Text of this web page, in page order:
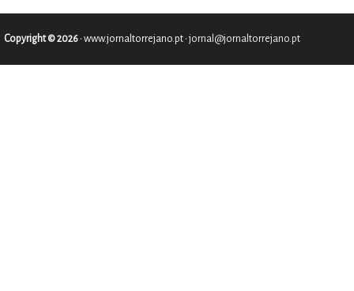
Copyright © 2026 • www.jornaltorrejano.pt • jornal@jornaltorrejano.pt